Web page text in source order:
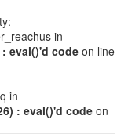
in
eval()'d codeon line
in
: eval()'d codeon